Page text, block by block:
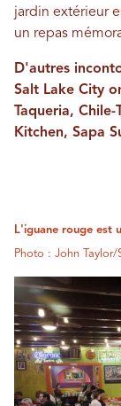
jardin extérieur
un repas
D'autres
Salt Lake City
Taqueria,
Kitchen, Sapa
L'iguane rouge est
Photo : John Taylor/